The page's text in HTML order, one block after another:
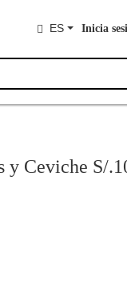
ES Inicia
y Ceviche S/